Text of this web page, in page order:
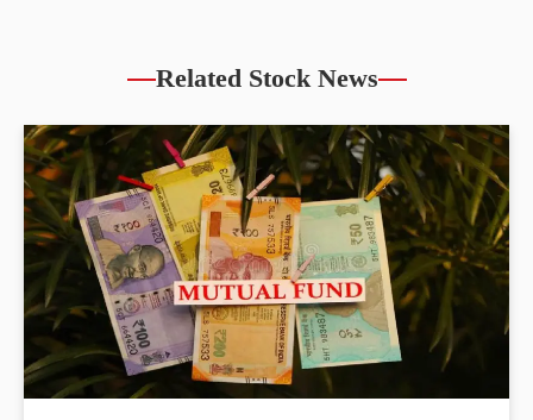
Related Stock News